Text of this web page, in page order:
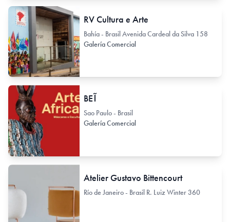
RV Cultura e Arte
Bahía - Brasil Avenida Cardeal da Silva 158
Galería Comercial
BEĨ
Sao Paulo - Brasil
Galería Comercial
Atelier Gustavo Bittencourt
Río de Janeiro - Brasil R. Luiz Winter 360